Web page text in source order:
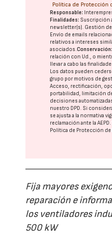
Política de Protección
Responsable:
Finalidades: Suscripción
newsletter(s). Gestión
Envío de emails
relativos a intereses
asociados.Conservación:
relación con Ud., o
llevar a cabo las
Los datos pueden
grupo por motivos de
Acceso, rectificación,
portabilidad, limitación
decisiones
nuestro DPD. Si
se ajusta a la normativa
reclamación ante laAEPD.
Política de Protección de
Fija mayores
reparación e
los ventiladores
500 kW